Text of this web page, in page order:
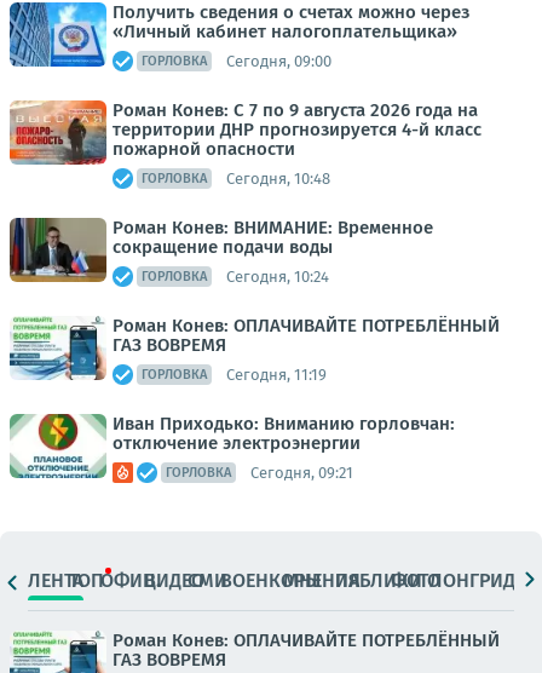
Получить сведения о счетах можно через
«Личный кабинет налогоплательщика»
ГОРЛОВКА Сегодня, 09:00
Роман Конев: С 7 по 9 августа 2026 года на
территории ДНР прогнозируется 4-й класс
пожарной опасности
ГОРЛОВКА Сегодня, 10:48
Роман Конев: ВНИМАНИЕ: Временное
сокращение подачи воды
ГОРЛОВКА Сегодня, 10:24
Роман Конев: ОПЛАЧИВАЙТЕ ПОТРЕБЛЁННЫЙ
ГАЗ ВОВРЕМЯ
ГОРЛОВКА Сегодня, 11:19
Иван Приходько: Вниманию горловчан:
отключение электроэнергии
ГОРЛОВКА Сегодня, 09:21
ЛЕНТАТОПОФИЦ.ВИДЕОСМИВОЕНКОРЫМНЕНИЯПАБЛИКИ
ФОТОЛОНГРИДЫ
Роман Конев: ОПЛАЧИВАЙТЕ ПОТРЕБЛЁННЫЙ
ГАЗ ВОВРЕМЯ